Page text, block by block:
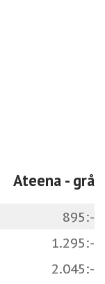
Ateena - grå
895:-
1.295:-
2.045:-